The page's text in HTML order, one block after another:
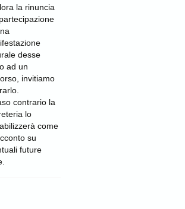
la rinuncia
desse
ad un
invitiamo
contrario la
lo
come
su
future